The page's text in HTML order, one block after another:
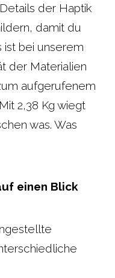
s
der Haptik
damit du
ist bei unserem
der Materialien
aufgerufenem
2,38 Kg wiegt
was. Was
einen Blick